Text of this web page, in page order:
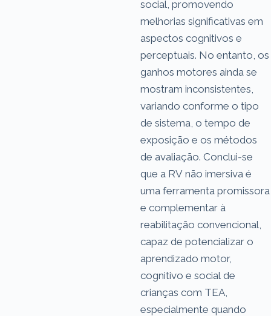
social, promovendo
melhorias significativas em
aspectos cognitivos e
perceptuais. No entanto, os
ganhos motores ainda se
mostram inconsistentes,
variando conforme o tipo
de sistema, o tempo de
exposição e os métodos
de avaliação. Conclui-se
que a RV não imersiva é
uma ferramenta promissora
e complementar à
reabilitação convencional,
capaz de potencializar o
aprendizado motor,
cognitivo e social de
crianças com TEA,
especialmente quando